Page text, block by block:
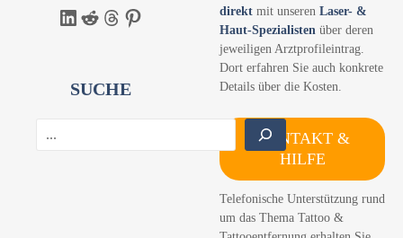
LinkedIn Reddit Threads Pinterest
SUCHE
direkt mit unseren Laser- &
Haut-Spezialisten über deren
jeweiligen Arztprofileintrag.
Dort erfahren Sie auch konkrete
Details über die Kosten.
KONTAKT &
HILFE
Telefonische Unterstützung rund
um das Thema Tattoo &